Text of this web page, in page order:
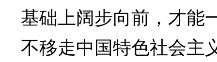
基础上阔步向前，才能
不移走中国特色社会主